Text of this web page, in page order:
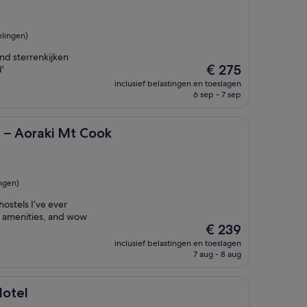
sterrenkijken
De
prijs
is
€ 275
inclusief belastingen en toeslagen
6 sep - 7 sep
– Aoraki Mt Cook
Cook
I’ve ever
and wow
De
prijs
is
€ 239
inclusief belastingen en toeslagen
7 aug - 8 aug